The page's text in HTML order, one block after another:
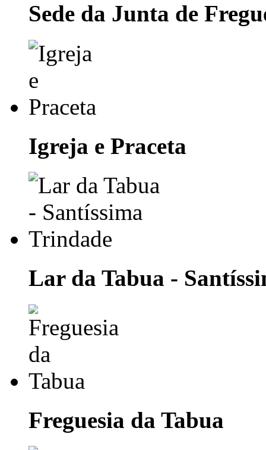
Sede da Junta de
Igreja e Praceta
Lar da Tabua -
Freguesia da Tabua